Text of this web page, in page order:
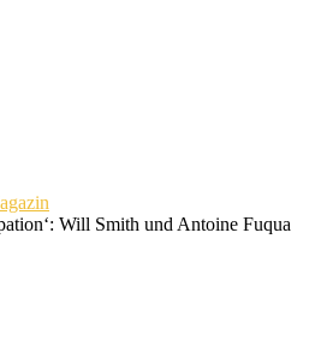
Will Smith und Antoine Fuqua